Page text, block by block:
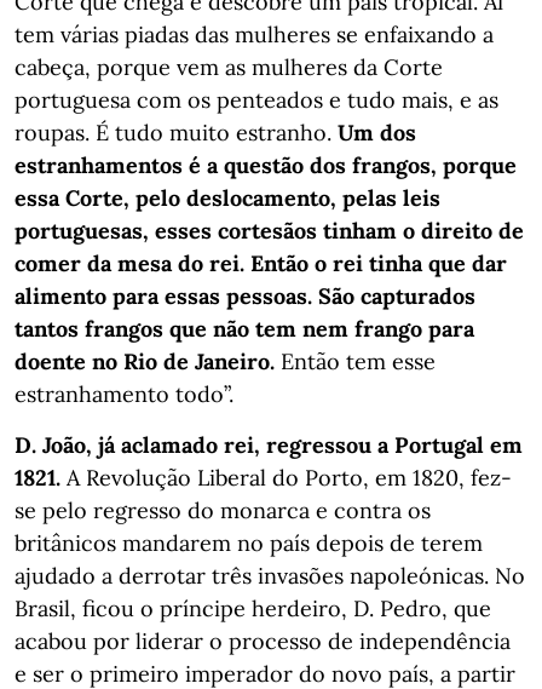
tem várias piadas das mulheres se enfaixando a
cabeça, porque vem as mulheres da Corte
portuguesa com os penteados e tudo mais, e as
roupas. É tudo muito estranho. Um dos
estranhamentos é a questão dos frangos, porque
essa Corte, pelo deslocamento, pelas leis
portuguesas, esses cortesãos tinham o direito de
comer da mesa do rei. Então o rei tinha que dar
alimento para essas pessoas. São capturados
tantos frangos que não tem nem frango para
doente no Rio de Janeiro. Então tem esse
estranhamento todo”.
D. João, já aclamado rei, regressou a Portugal em
1821. A Revolução Liberal do Porto, em 1820, fez-
se pelo regresso do monarca e contra os
britânicos mandarem no país depois de terem
ajudado a derrotar três invasões napoleónicas. No
Brasil, ficou o príncipe herdeiro, D. Pedro, que
acabou por liderar o processo de independência
e ser o primeiro imperador do novo país, a partir